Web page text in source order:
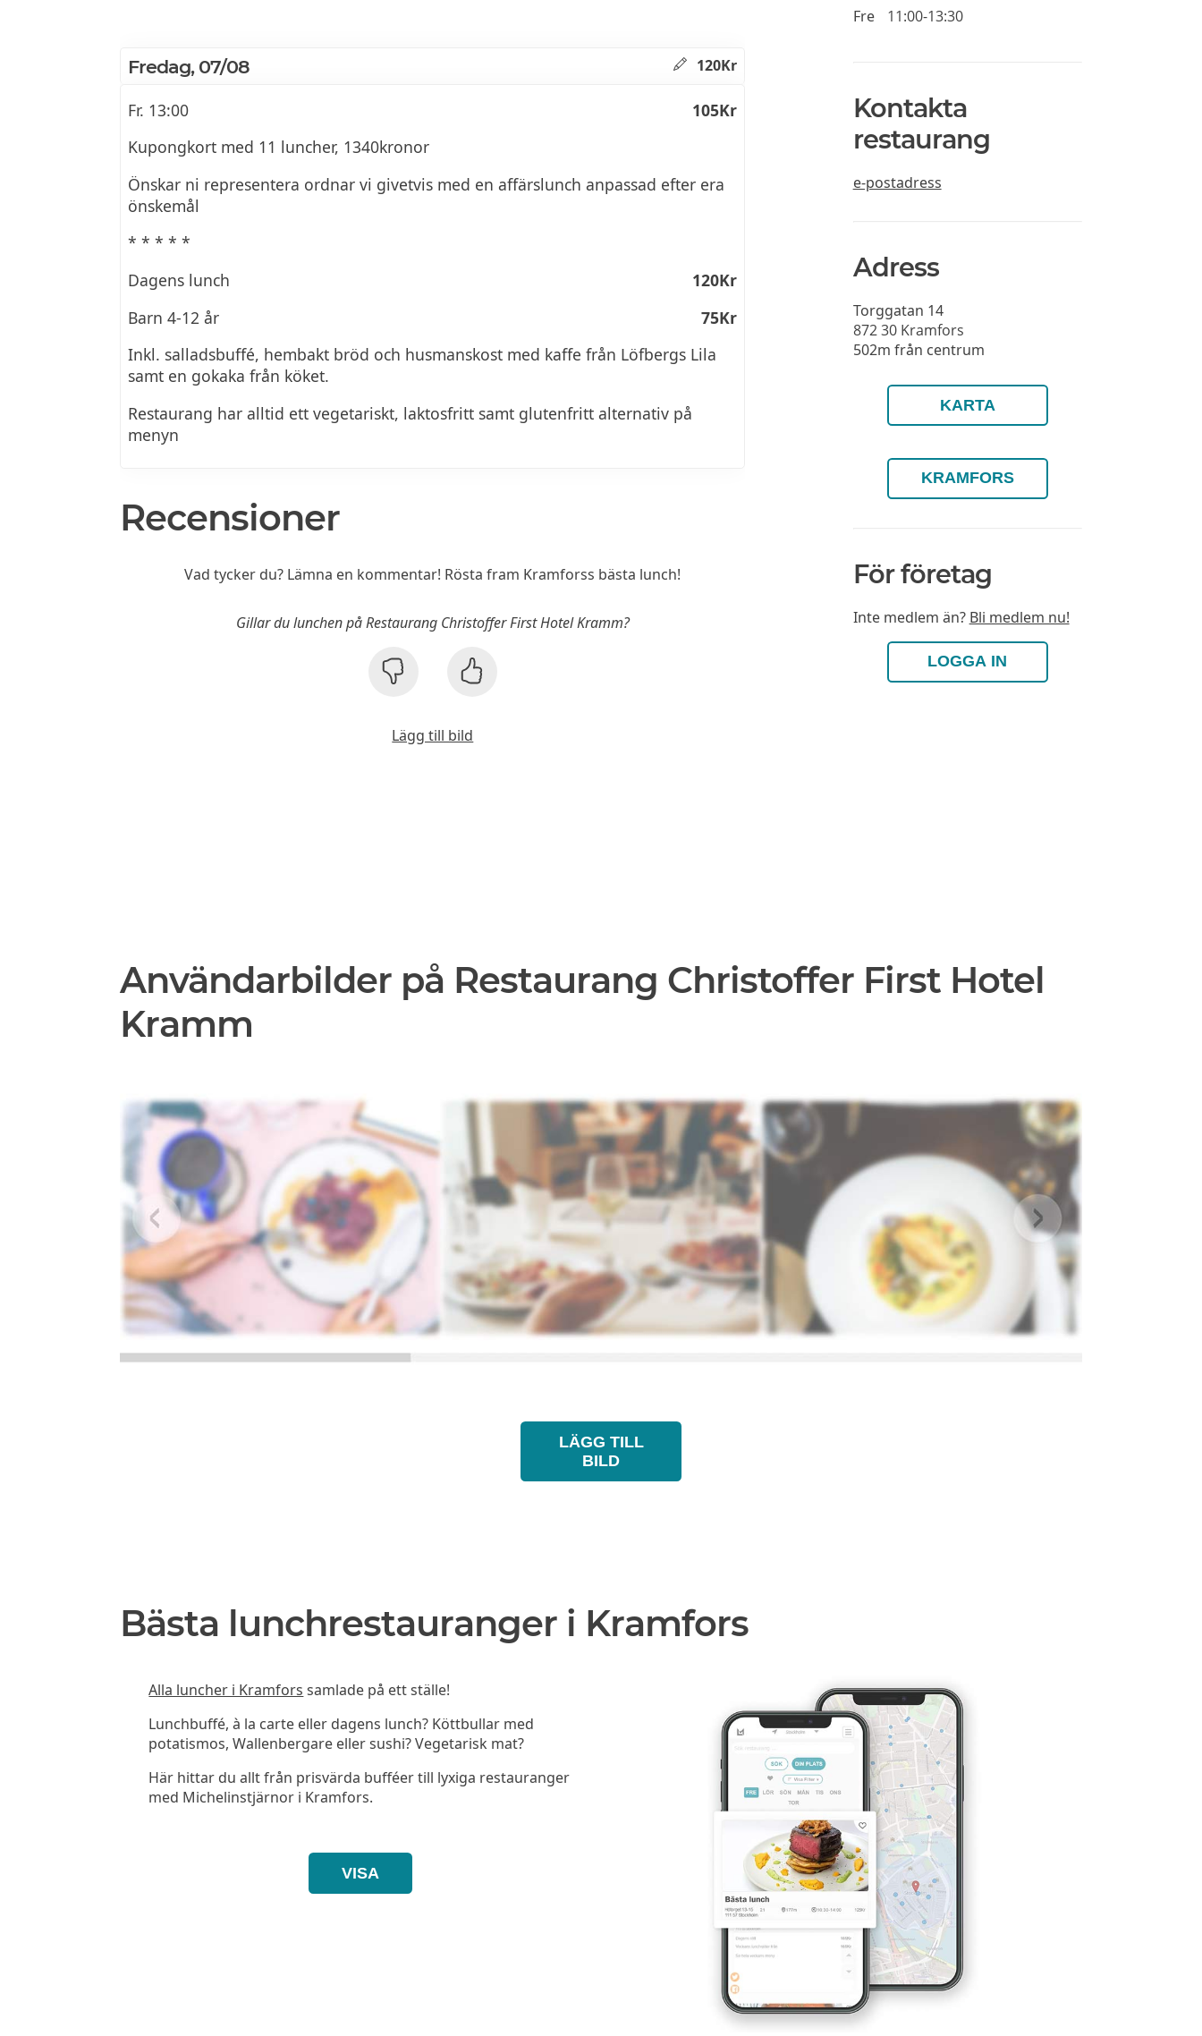
Fredag, 07/08 120Kr
Fr. 13:00
105Kr
Kupongkort med 11 luncher, 1340kronor
Önskar ni representera ordnar vi givetvis med en affärslunch anpassad efter era
önskemål
* * * * *
Dagens lunch
120Kr
Barn 4-12 år
75Kr
Inkl. salladsbuffé, hembakt bröd och husmanskost med kaffe från Löfbergs Lila
samt en gokaka från köket.
Restaurang har alltid ett vegetariskt, laktosfritt samt glutenfritt alternativ på
menyn
Recensioner
Vad tycker du? Lämna en kommentar! Rösta fram Kramforss bästa lunch!
Gillar du lunchen på Restaurang Christoffer First Hotel Kramm?
Lägg till bild
Fre
11:00-13:30
Kontakta
restaurang
e-postadress
Adress
Torggatan 14
872 30 Kramfors
502m från centrum
KARTA
KRAMFORS
För företag
Inte medlem än? Bli medlem nu!
LOGGA IN
Användarbilder på Restaurang Christoffer First Hotel
Kramm
LÄGG TILL
BILD
Bästa lunchrestauranger i Kramfors
Alla luncher i Kramfors samlade på ett ställe!
Lunchbuffé, à la carte eller dagens lunch? Köttbullar med
potatismos, Wallenbergare eller sushi? Vegetarisk mat?
Här hittar du allt från prisvärda bufféer till lyxiga restauranger
med Michelinstjärnor i Kramfors.
VISA